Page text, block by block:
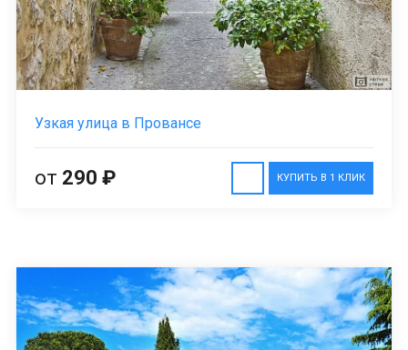
Узкая улица в Провансе
КУПИТЬ В 1 КЛИК
от 290 ₽